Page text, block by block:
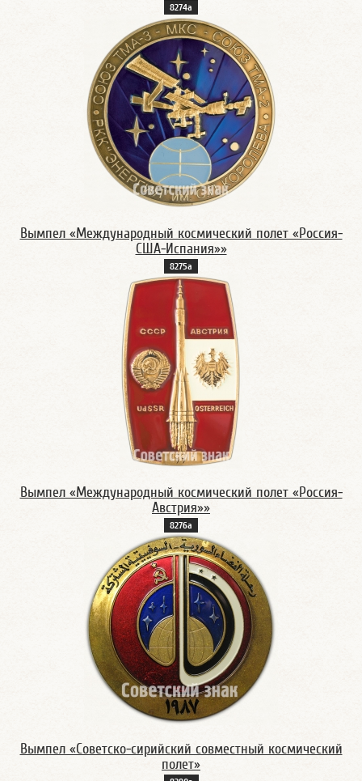
8274а
Вымпел «Международный космический полет «Россия-
США-Испания»»
8275а
Вымпел «Международный космический полет «Россия-
Австрия»»
8276а
Вымпел «Советско-сирийский совместный космический
полет»